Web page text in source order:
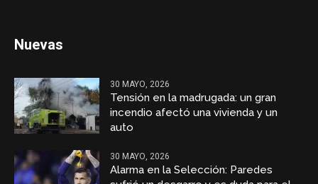
Nuevas
30 MAYO, 2026
Tensión en la madrugada: un gran
incendio afectó una vivienda y un
auto
30 MAYO, 2026
Alarma en la Selección: Paredes